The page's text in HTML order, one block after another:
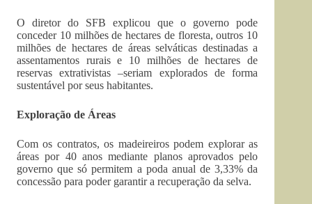
O diretor do SFB explicou que o governo pode
conceder 10 milhões de hectares de floresta, outros 10
milhões de hectares de áreas selváticas destinadas a
assentamentos rurais e 10 milhões de hectares de
reservas extrativistas –seriam explorados de forma
sustentável por seus habitantes.
Exploração de Áreas
Com os contratos, os madeireiros podem explorar as
áreas por 40 anos mediante planos aprovados pelo
governo que só permitem a poda anual de 3,33% da
concessão para poder garantir a recuperação da selva.